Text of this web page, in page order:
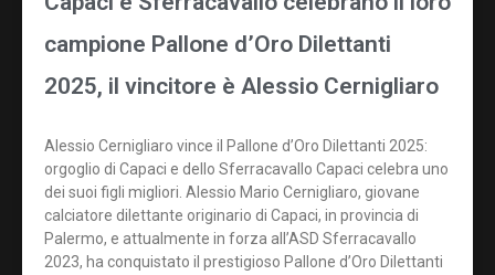
campione Pallone d’Oro Dilettanti
2025, il vincitore è Alessio Cernigliaro
Alessio Cernigliaro vince il Pallone d’Oro Dilettanti 2025:
orgoglio di Capaci e dello Sferracavallo Capaci celebra uno
dei suoi figli migliori. Alessio Mario Cernigliaro, giovane
calciatore dilettante originario di Capaci, in provincia di
Palermo, e attualmente in forza all’ASD Sferracavallo
2023, ha conquistato il prestigioso Pallone d’Oro Dilettanti